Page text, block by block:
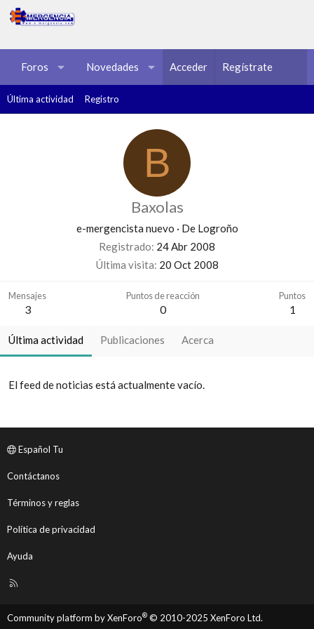
Foros Novedades Multimedia Recursos
Acceder Regístrate
Última actividad Registro
B
Baxolas
e-mergencista nuevo · De Logroño
Registrado 24 Abr 2008
Última visita 20 Oct 2008
Mensajes
3
Puntos de reacción
0
Puntos
1
Última actividad Publicaciones Acerca
El feed de noticias está actualmente vacío.
Español Tu
Contáctanos
Términos y reglas
Política de privacidad
Ayuda
R
Community platform by XenForo® © 2010-2025 XenForo Ltd.